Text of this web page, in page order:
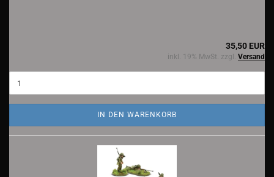
35,50 EUR
inkl. 19% MwSt. zzgl. Versand
IN DEN WARENKORB